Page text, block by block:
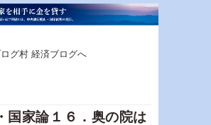
国家論１６．奥の院は